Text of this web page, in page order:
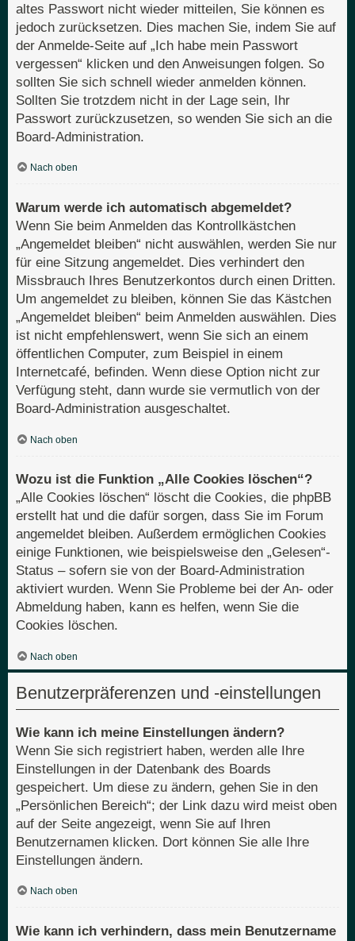
altes Passwort nicht wieder mitteilen, Sie können es
jedoch zurücksetzen. Dies machen Sie, indem Sie auf
der Anmelde-Seite auf „Ich habe mein Passwort
vergessen“ klicken und den Anweisungen folgen. So
sollten Sie sich schnell wieder anmelden können.
Sollten Sie trotzdem nicht in der Lage sein, Ihr
Passwort zurückzusetzen, so wenden Sie sich an die
Board-Administration.
Nach oben
Warum werde ich automatisch abgemeldet?
Wenn Sie beim Anmelden das Kontrollkästchen
„Angemeldet bleiben“ nicht auswählen, werden Sie nur
für eine Sitzung angemeldet. Dies verhindert den
Missbrauch Ihres Benutzerkontos durch einen Dritten.
Um angemeldet zu bleiben, können Sie das Kästchen
„Angemeldet bleiben“ beim Anmelden auswählen. Dies
ist nicht empfehlenswert, wenn Sie sich an einem
öffentlichen Computer, zum Beispiel in einem
Internetcafé, befinden. Wenn diese Option nicht zur
Verfügung steht, dann wurde sie vermutlich von der
Board-Administration ausgeschaltet.
Nach oben
Wozu ist die Funktion „Alle Cookies löschen“?
„Alle Cookies löschen“ löscht die Cookies, die phpBB
erstellt hat und die dafür sorgen, dass Sie im Forum
angemeldet bleiben. Außerdem ermöglichen Cookies
einige Funktionen, wie beispielsweise den „Gelesen“-
Status – sofern sie von der Board-Administration
aktiviert wurden. Wenn Sie Probleme bei der An- oder
Abmeldung haben, kann es helfen, wenn Sie die
Cookies löschen.
Nach oben
Benutzerpräferenzen und -einstellungen
Wie kann ich meine Einstellungen ändern?
Wenn Sie sich registriert haben, werden alle Ihre
Einstellungen in der Datenbank des Boards
gespeichert. Um diese zu ändern, gehen Sie in den
„Persönlichen Bereich“; der Link dazu wird meist oben
auf der Seite angezeigt, wenn Sie auf Ihren
Benutzernamen klicken. Dort können Sie alle Ihre
Einstellungen ändern.
Nach oben
Wie kann ich verhindern, dass mein Benutzername